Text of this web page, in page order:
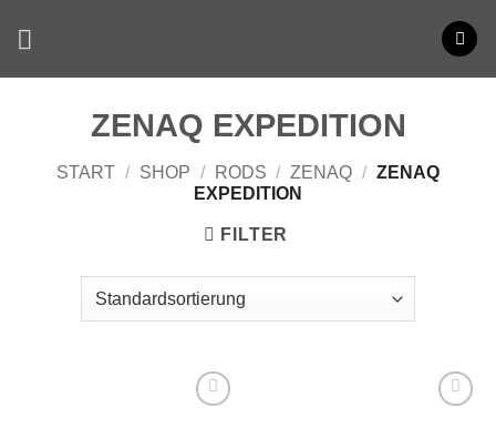
ZENAQ EXPEDITION
START / SHOP / RODS / ZENAQ / ZENAQ
EXPEDITION
FILTER